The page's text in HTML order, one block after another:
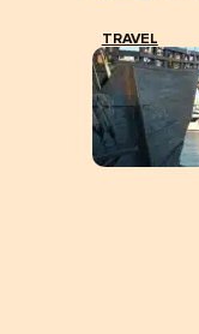
TRAVEL